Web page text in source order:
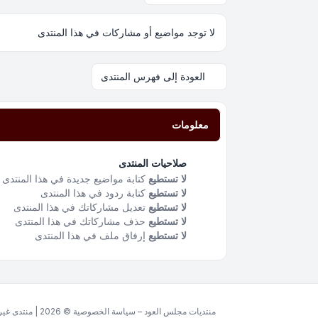
لا توجد مواضيع أو مشاركات في هذا المنتدى
العودة إلى فهرس المنتدى
معلومات
صلاحيات المنتدى
لا تستطيع كتابة مواضيع جديدة في هذا المنتدى
لا تستطيع كتابة ردود في هذا المنتدى
لا تستطيع تعديل مشاركاتك في هذا المنتدى
لا تستطيع حذف مشاركاتك في هذا المنتدى
لا تستطيع إرفاق ملف في هذا المنتدى
منتديات مجلس العود – سياسة الخصوصية © 2026 | منتدى غير ربحي مخصص للغة العربية